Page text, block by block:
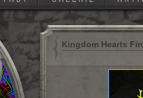
Kingdom Hearts